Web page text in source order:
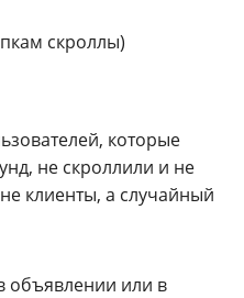
скроллы)
которые
не скроллили и не
клиенты, а случайный
объявлении или в